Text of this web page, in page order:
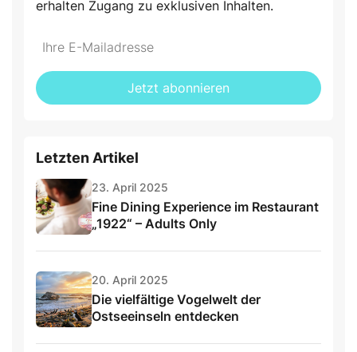
erhalten Zugang zu exklusiven Inhalten.
Jetzt abonnieren
Letzten Artikel
23. April 2025
Fine Dining Experience im Restaurant
„1922“ – Adults Only
20. April 2025
Die vielfältige Vogelwelt der
Ostseeinseln entdecken